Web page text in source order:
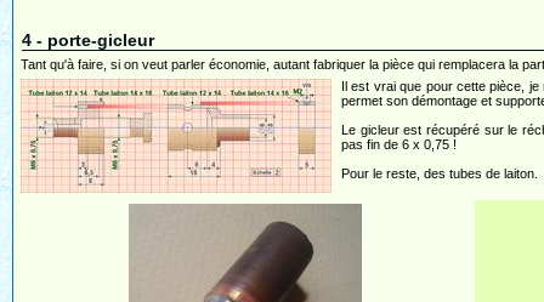
4 - porte-gicleur
Tant qu'à faire, si on veut parler économie, autant fabriquer la pièce qui remplacera la
Il est vrai que pour cette pièce,
permet son démontage et
Le gicleur est récupéré sur le
pas fin de 6 x 0,75 !
Pour le reste, des tubes de laiton.